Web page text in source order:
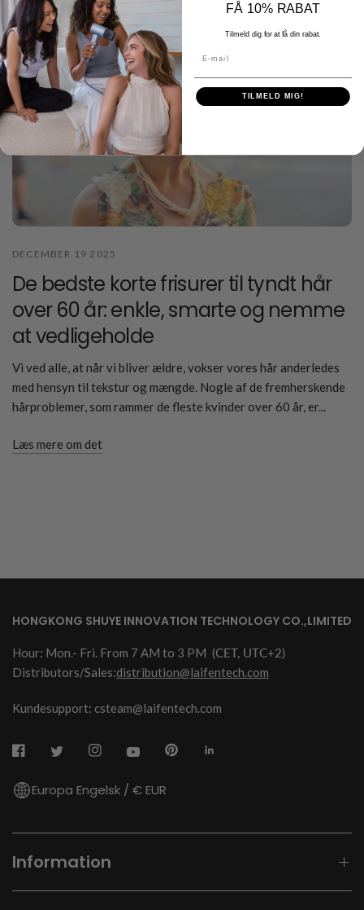
DECEMBER 19 2025
De bedste korte frisurer til tyndt hår
over 60 år: enkle, smarte og nemme
at vedligeholde
Vi ved alle, at når vi bliver ældre, vokser vores hår anderledes
med hensyn til tekstur og mængde. Nogle af de fremherskende
hårproblemer, som rammer de fleste kvinder over 60 år, er...
Læs mere om det
HONGKONG SHUYE INNOVATION TECHNOLOGY CO.,LIMITED
Hour: Mon.- Fri. From 7 AM to 3 PM (CET, UTC+2)
Distributors/Sales:distribution@laifentech.com
Kundesupport: csteam@laifentech.com
Europa Engelsk / € EUR
Information
FÅ 10% RABAT
Tilmeld dig for at få din rabat.
TILMELD MIG!